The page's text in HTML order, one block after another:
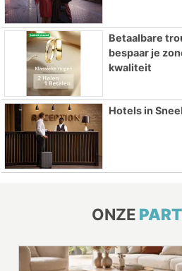
Betaalbare
bespaar je
kwaliteit
Hotels in
ONZE